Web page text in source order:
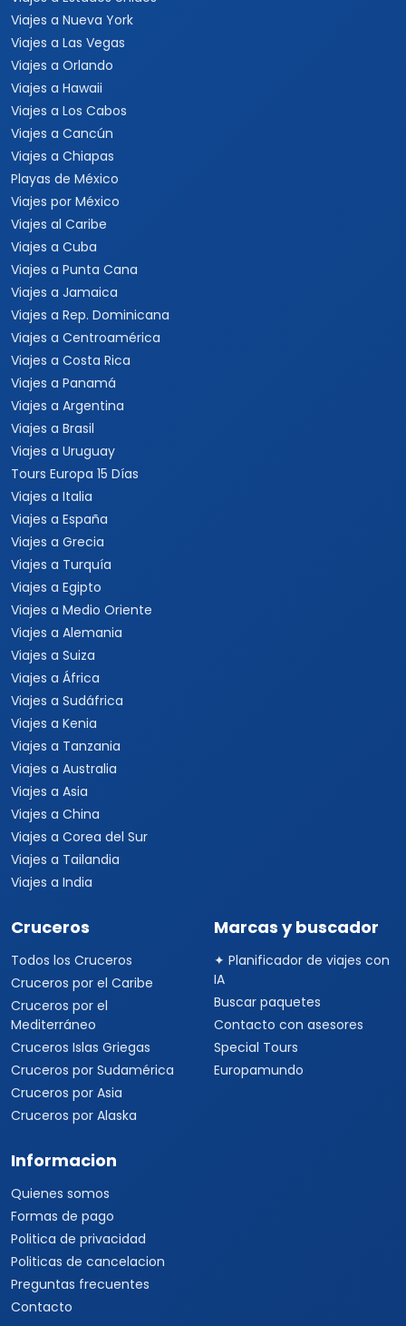
Viajes a Nueva York
Viajes a Las Vegas
Viajes a Orlando
Viajes a Hawaii
Viajes a Los Cabos
Viajes a Cancún
Viajes a Chiapas
Playas de México
Viajes por México
Viajes al Caribe
Viajes a Cuba
Viajes a Punta Cana
Viajes a Jamaica
Viajes a Rep. Dominicana
Viajes a Centroamérica
Viajes a Costa Rica
Viajes a Panamá
Viajes a Argentina
Viajes a Brasil
Viajes a Uruguay
Tours Europa 15 Días
Viajes a Italia
Viajes a España
Viajes a Grecia
Viajes a Turquía
Viajes a Egipto
Viajes a Medio Oriente
Viajes a Alemania
Viajes a Suiza
Viajes a África
Viajes a Sudáfrica
Viajes a Kenia
Viajes a Tanzania
Viajes a Australia
Viajes a Asia
Viajes a China
Viajes a Corea del Sur
Viajes a Tailandia
Viajes a India
Cruceros
Todos los Cruceros
Cruceros por el Caribe
Cruceros por el
Mediterráneo
Cruceros Islas Griegas
Cruceros por Sudamérica
Cruceros por Asia
Cruceros por Alaska
Marcas y buscador
✦ Planificador de viajes con
IA
Buscar paquetes
Contacto con asesores
Special Tours
Europamundo
Informacion
Quienes somos
Formas de pago
Politica de privacidad
Politicas de cancelacion
Preguntas frecuentes
Contacto